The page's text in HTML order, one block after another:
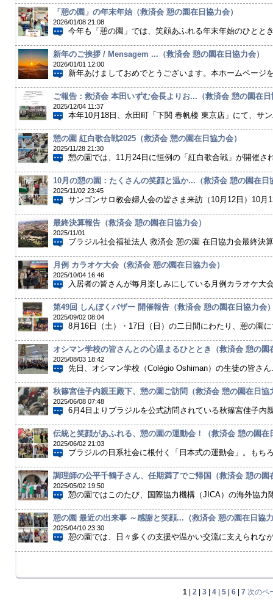
「憩の園」の年末年始（救済会 憩の園在日協力会）
2026/01/08 21:08
今年も「憩の園」では、笑顔あふれる年末年始のひとと
新年のご挨拶 / Mensagem ...（救済会 憩の園在日協力会）
2026/01/01 12:00
新年あけましておめでとうございます。本ホームページ
ご報告：救済会 本田いずむ会長よりお...（救済会 憩の園在日
2025/12/04 11:37
本年10月18日、永田町「下関 春帆楼 東京店」にて、サ
憩の園 紅白歌合戦2025（救済会 憩の園在日協力会）
2025/11/28 21:30
憩の園では、11月24日に恒例の「紅白歌合戦」が開催さ
10月の憩の園：たくさんの笑顔と温か...（救済会 憩の園在日
2025/11/02 23:45
サンゴンサロ教会婦人会の皆さま来訪（10月12日）10月
最終決算報告（救済会 憩の園在日協力会）
2025/11/01
ブラジル社会福祉法人 救済会 憩の園 在日協力会最終決
月例 カラオケ大会（救済会 憩の園在日協力会）
2025/10/04 16:46
入居者の皆さんが毎月楽しみにしている月例カラオケ大
第49回 しんぼくバザー 開催報告（救済会 憩の園在日協力会
2025/09/02 08:04
8月16日（土）・17日（日）の二日間にわたり、憩の園
オシマン学校の皆さんとの心温まるひととき（救済会 憩の園
2025/08/03 18:42
先日、オシマン学校（Colégio Oshiman）の生徒の皆さん
秋篠宮佳子内親王殿下、憩の園ご訪問（救済会 憩の園在日協
2025/06/08 07:48
6月4日よりブラジルを公式訪問されている秋篠宮佳子内
伝統と笑顔があふれる、憩の園の運動会！（救済会 憩の園在
2025/06/02 21:03
ブラジルの日系社会に根付く「日本式の運動会」。もち
調理師の公平千鶴子さん、任期満了でご帰国（救済会 憩の園
2025/05/02 19:50
憩の園ではこのたび、国際協力機構（JICA）の海外協力
憩の園 最近の出来事 ～感謝と笑顔...（救済会 憩の園在日協
2025/04/10 23:30
憩の園では、日々多くの支援や温かい交流に支えられな
1| 2| 3| 4| 5| 6| 7 次のペ